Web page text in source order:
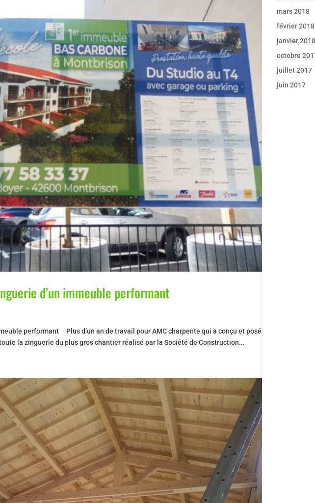
d’un immeuble performant
performant Plus d’un an de travail pour AMC charpente qui a conçu et posé
la zinguerie du plus gros chantier réalisé par la Société de Construction...
mars 2018
février 2018
janvier 2018
octobre
juillet 2017
juin 2017